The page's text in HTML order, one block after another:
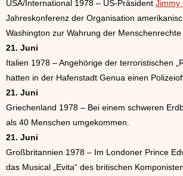
USA/International 1978 – US-Präsident Jimmy
Jahreskonferenz der Organisation
Washington zur Wahrung der Menschenrechte
21. Juni
Italien 1978 – Angehörige der terroristischen
hatten in der Hafenstadt Genua einen
21. Juni
Griechenland 1978 – Bei einem schweren
als 40 Menschen umgekommen.
21. Juni
Großbritannien 1978 – Im Londoner Prince
das Musical „Evita“ des britischen